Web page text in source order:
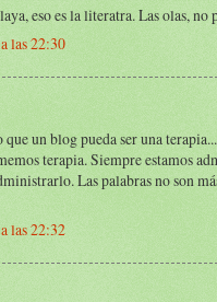
eso es la literatra. Las olas, no
las 22:30
un blog pueda ser una
terapia. Siempre estamos
Las palabras no son
las 22:32